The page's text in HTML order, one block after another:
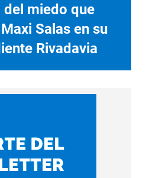
del miedo que
Salas en su
Rivadavia